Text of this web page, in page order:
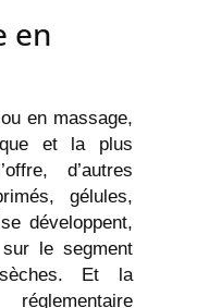
en
en massage,
et la plus
d’autres
gélules,
développent,
le segment
Et la